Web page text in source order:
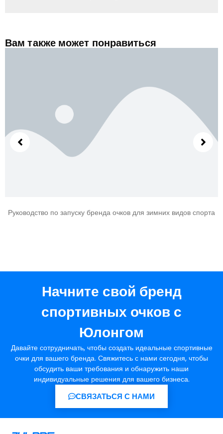
Вам также может понравиться
Руководство по запуску бренда очков для зимних видов спорта
Начните свой бренд
спортивных очков с
Юлонгом
Давайте сотрудничать, чтобы создать идеальные спортивные
очки для вашего бренда. Свяжитесь с нами сегодня, чтобы
обсудить ваши требования и обнаружить наши
индивидуальные решения для вашего бизнеса.
СВЯЗАТЬСЯ С НАМИ